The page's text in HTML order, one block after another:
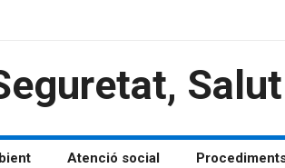
Atenció social